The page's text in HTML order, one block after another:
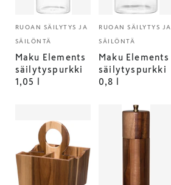
RUOAN SÄILYTYS JA
SÄILÖNTÄ
Maku Elements
säilytyspurkki
1,05 l
RUOAN SÄILYTYS JA
SÄILÖNTÄ
Maku Elements
säilytyspurkki
0,8 l